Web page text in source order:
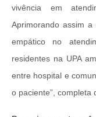
vivência em
Aprimorando assim
empático no
residentes na UPA
entre hospital e
o paciente”, completa